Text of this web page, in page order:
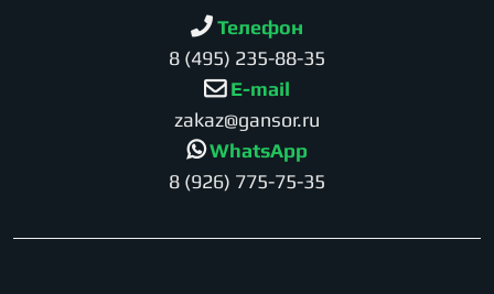
Телефон
8 (495) 235-88-35
E-mail
zakaz@gansor.ru
WhatsApp
8 (926) 775-75-35